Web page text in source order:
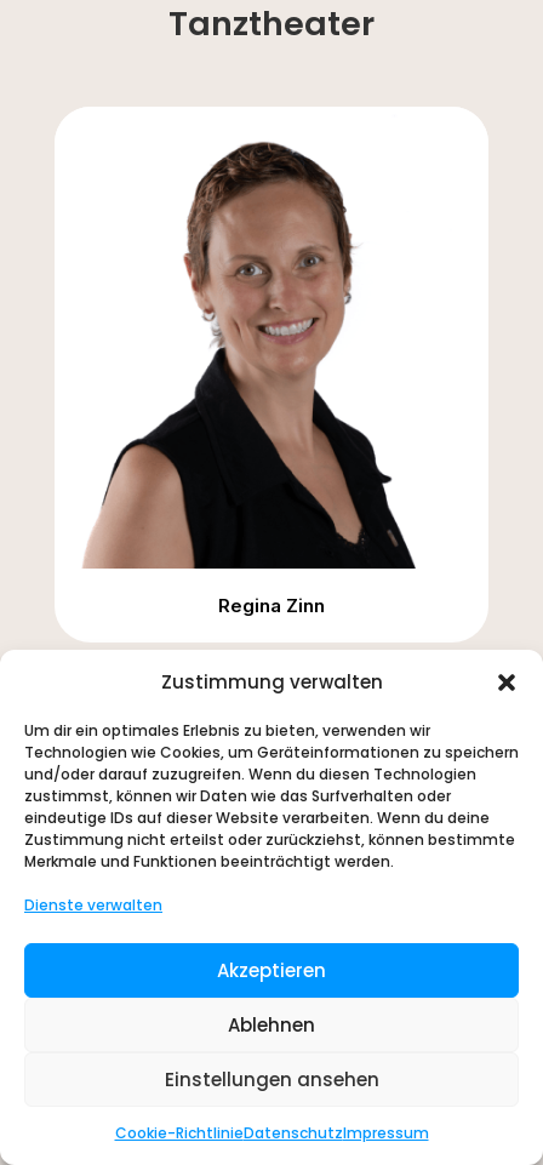
Zustimmung verwalten
Um dir ein optimales Erlebnis zu bieten, verwenden wir
Technologien wie Cookies, um Geräteinformationen zu speichern
und/oder darauf zuzugreifen. Wenn du diesen Technologien
zustimmst, können wir Daten wie das Surfverhalten oder
eindeutige IDs auf dieser Website verarbeiten. Wenn du deine
Zustimmung nicht erteilst oder zurückziehst, können bestimmte
Merkmale und Funktionen beeinträchtigt werden.
Dienste verwalten
Akzeptieren
Ablehnen
Einstellungen ansehen
Cookie-RichtlinieDatenschutzImpressum
Tanztheater
Regina Zinn